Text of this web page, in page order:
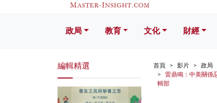
政局 教育 文化 財經
首頁 影片 政局
雷鼎鳴：中美關係
輯部
編輯精選